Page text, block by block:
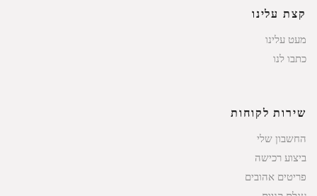
קצת עלינו
מעט עלינו
כתבו לנו
שירות לקוחות
החשבון שלי
ביצוע רכישה
פריטים אהובים